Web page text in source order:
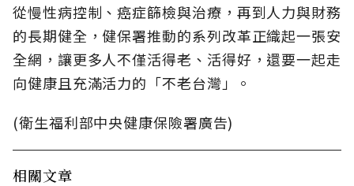
從慢性病控制、癌症篩檢與治療，再到人力與財務
的長期健全，健保署推動的系列改革正織起一張安
全網，讓更多人不僅活得老、活得好，還要一起走
向健康且充滿活力的「不老台灣」。
(衛生福利部中央健康保險署廣告)
相關文章